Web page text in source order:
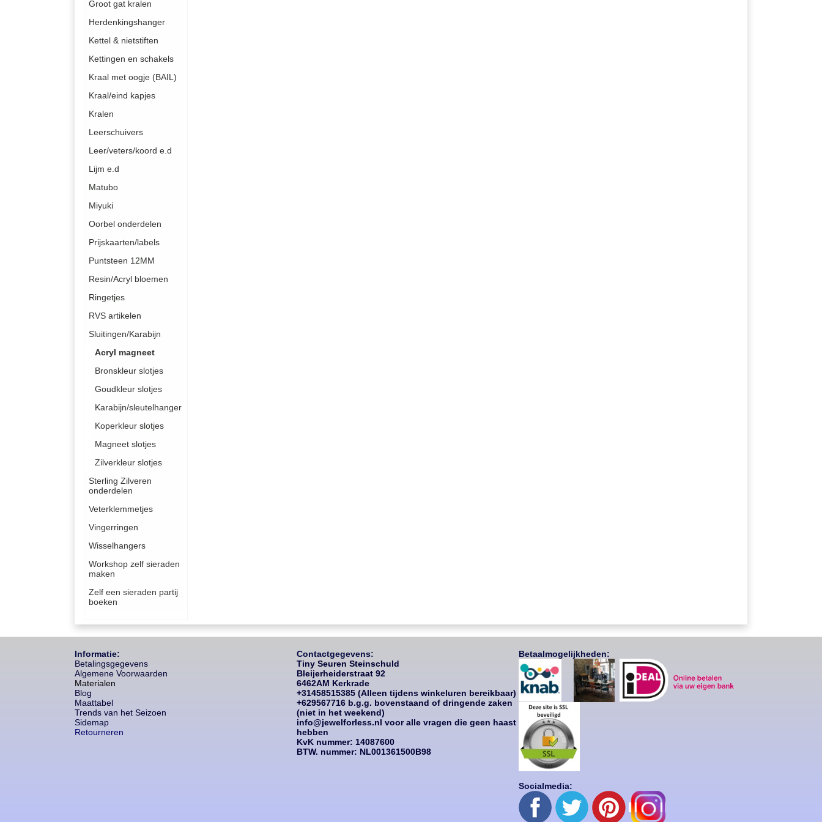
Groot gat kralen
Herdenkingshanger
Kettel & nietstiften
Kettingen en schakels
Kraal met oogje (BAIL)
Kraal/eind kapjes
Kralen
Leerschuivers
Leer/veters/koord e.d
Lijm e.d
Matubo
Miyuki
Oorbel onderdelen
Prijskaarten/labels
Puntsteen 12MM
Resin/Acryl bloemen
Ringetjes
RVS artikelen
Sluitingen/Karabijn
Acryl magneet
Bronskleur slotjes
Goudkleur slotjes
Karabijn/sleutelhanger
Koperkleur slotjes
Magneet slotjes
Zilverkleur slotjes
Sterling Zilveren
onderdelen
Veterklemmetjes
Vingerringen
Wisselhangers
Workshop zelf sieraden
maken
Zelf een sieraden partij
boeken
Informatie:
Betalingsgegevens
Algemene Voorwaarden
Materialen
Blog
Maattabel
Trends van het Seizoen
Sidemap
Retourneren
Contactgegevens:
Tiny Seuren Steinschuld
Bleijerheiderstraat 92
6462AM Kerkrade
+31458515385 (Alleen tijdens winkeluren bereikbaar)
+629567716 b.g.g. bovenstaand of dringende zaken
(niet in het weekend)
info@jewelforless.nl voor alle vragen die geen haast
hebben
KvK nummer: 14087600
BTW. nummer: NL001361500B98
Betaalmogelijkheden:
Socialmedia: